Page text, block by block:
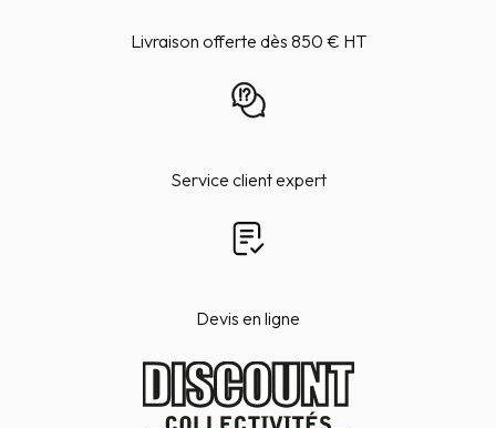
Livraison offerte dès 850 € HT
Service client expert
Devis en ligne